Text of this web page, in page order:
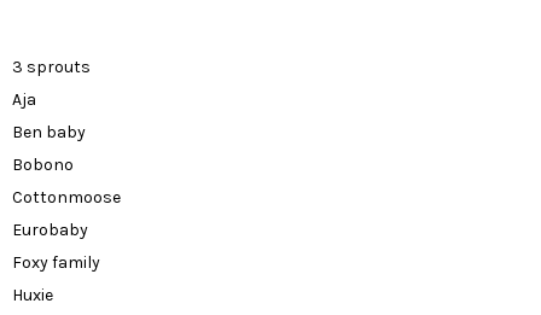
3 sprouts
Aja
Ben baby
Bobono
Cottonmoose
Eurobaby
Foxy family
Huxie